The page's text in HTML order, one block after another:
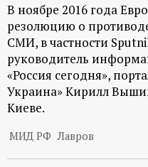
й
п
о
р
т
В ноябре 2016 года
резолюцию о
СМИ, в частности
руководитель
«Россия сегодня»,
Украина» Кирилл
Киеве.
МИД РФ Лавров